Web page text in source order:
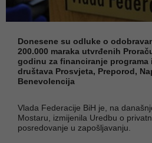
Donesene su odluke o
200.000 maraka utvrđenih
godinu za financiranje
društava Prosvjeta, Preporod,
Benevolencija
Vlada Federacije BiH je, na
Mostaru, izmijenila Uredbu o
posredovanje u zapošljavanju.